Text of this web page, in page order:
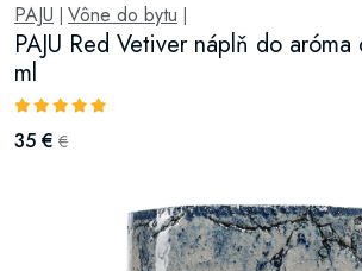
PAJU Vône do bytu
PAJU Red Vetiver náplň do
ml
35 € €